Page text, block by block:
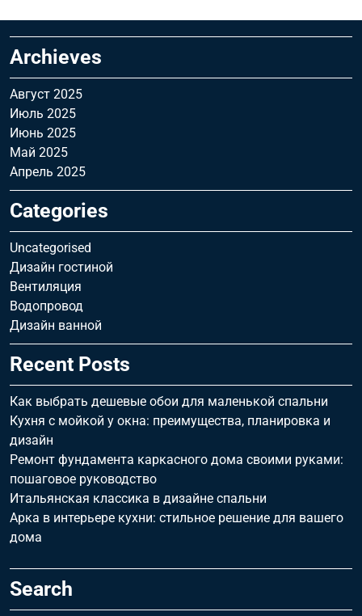
Archieves
Август 2025
Июль 2025
Июнь 2025
Май 2025
Апрель 2025
Categories
Uncategorised
Дизайн гостиной
Вентиляция
Водопровод
Дизайн ванной
Recent Posts
Как выбрать дешевые обои для маленькой спальни
Кухня с мойкой у окна: преимущества, планировка и
дизайн
Ремонт фундамента каркасного дома своими руками:
пошаговое руководство
Итальянская классика в дизайне спальни
Арка в интерьере кухни: стильное решение для вашего
дома
Search